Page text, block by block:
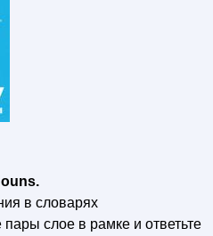
в словарях
слое в рамке и ответьте